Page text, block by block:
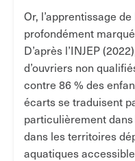
Or, l’apprentissage
profondément
D’après l’INJEP
d’ouvriers non
contre 86 % des
écarts se traduisent
particulièrement
dans les territoires
aquatiques